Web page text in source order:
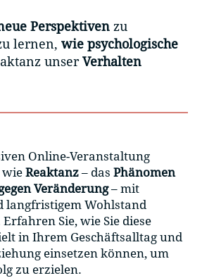
Perspektiven zu
lernen, wie psychologische
unserVerhalten
Online-Veranstaltung
wie Reaktanz – das Phänomen
Veränderung– mit
langfristigem Wohlstand
Sie, wie Sie diese
in Ihrem Geschäftsalltag und
einsetzen können, um
zu erzielen.